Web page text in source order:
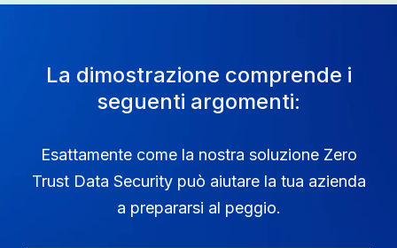
La dimostrazione comprende i
seguenti argomenti:
Esattamente come la nostra soluzione Zero
Trust Data Security può aiutare la tua azienda
a prepararsi al peggio.